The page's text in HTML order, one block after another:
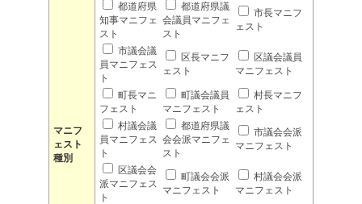
マニフ
ェスト
種別
都道府県
知事マニフェ
スト
都道府県議
会議員マニフェ
スト
市長マニフ
ェスト
市議会議
員マニフェス
ト
区長マニフ
ェスト
区議会議員
マニフェスト
町長マニ
フェスト
町議会議員
マニフェスト
村長マニフ
ェスト
村議会議
員マニフェス
ト
都道府県議
会会派マニフェ
スト
市議会会派
マニフェスト
区議会会
派マニフェス
ト
町議会会派
マニフェスト
村議会会派
マニフェスト